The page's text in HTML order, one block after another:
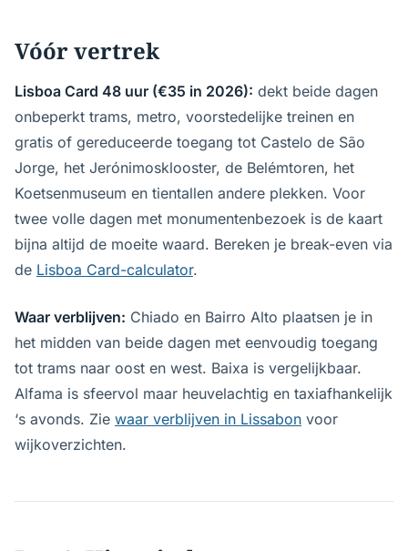
Vóór vertrek
Lisboa Card 48 uur (€35 in 2026): dekt beide dagen
onbeperkt trams, metro, voorstedelijke treinen en
gratis of gereduceerde toegang tot Castelo de São
Jorge, het Jerónimosklooster, de Belémtoren, het
Koetsenmuseum en tientallen andere plekken. Voor
twee volle dagen met monumentenbezoek is de kaart
bijna altijd de moeite waard. Bereken je break-even via
de Lisboa Card-calculator.
Waar verblijven: Chiado en Bairro Alto plaatsen je in
het midden van beide dagen met eenvoudig toegang
tot trams naar oost en west. Baixa is vergelijkbaar.
Alfama is sfeervol maar heuvelachtig en taxiafhankelijk
‘s avonds. Zie waar verblijven in Lissabon voor
wijkoverzichten.